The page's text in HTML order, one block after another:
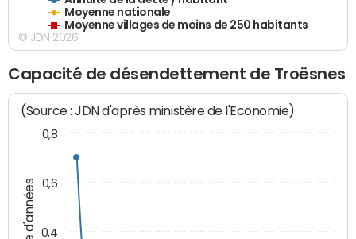
Moyenne nationale
Moyenne villages de moins de 250 habitants
© JDN 2026
Capacité de désendettement de Troësnes
(Source : JDN d'après ministère de l'Economie)
0,4
0,6
0,8